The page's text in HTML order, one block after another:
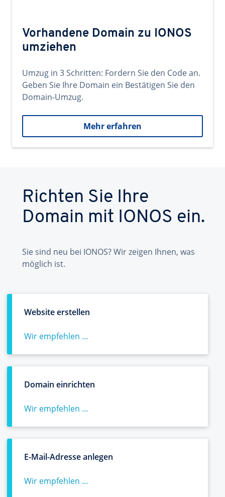
Vorhandene Domain zu IONOS
umziehen
Umzug in 3 Schritten: Fordern Sie den Code an.
Geben Sie Ihre Domain ein Bestätigen Sie den
Domain-Umzug.
Mehr erfahren
Richten Sie Ihre
Domain mit IONOS ein.
Sie sind neu bei IONOS? Wir zeigen Ihnen, was
möglich ist.
Website erstellen
Wir empfehlen ...
Domain einrichten
Wir empfehlen ...
E-Mail-Adresse anlegen
Wir empfehlen ...